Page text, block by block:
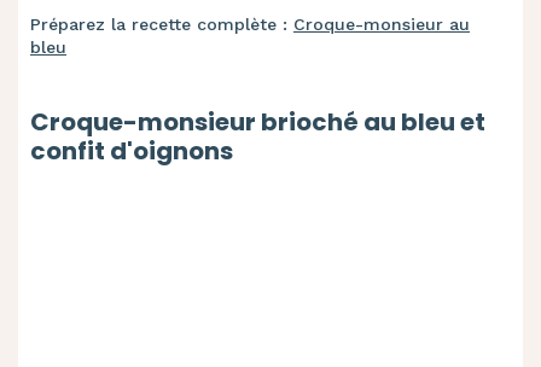
Préparez la recette complète : Croque-monsieur au
bleu
Croque-monsieur brioché au bleu et
confit d'oignons